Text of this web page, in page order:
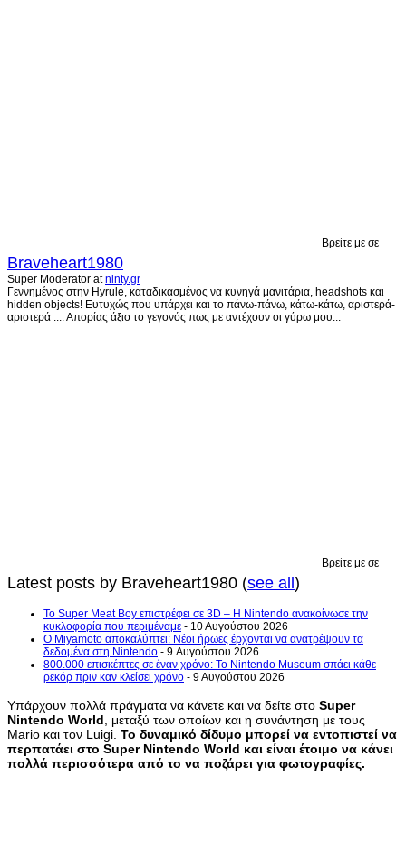
Βρείτε με σε
Braveheart1980
Super Moderator atninty.gr
Γεννημένος στην Hyrule, καταδικασμένος να κυνηγά μανιτάρια, headshots και
hidden objects! Ευτυχώς που υπάρχει και το πάνω-πάνω, κάτω-κάτω, αριστερά-
αριστερά .... Απορίας άξιο το γεγονός πως με αντέχουν οι γύρω μου...
Βρείτε με σε
Latest posts by Braveheart1980 (see all)
Το Super Meat Boy επιστρέφει σε 3D – Η Nintendo ανακοίνωσε την
κυκλοφορία που περιμέναμε - 10 Αυγούστου 2026
Ο Miyamoto αποκαλύπτει: Νέοι ήρωες έρχονται να ανατρέψουν τα
δεδομένα στη Nintendo - 9 Αυγούστου 2026
800.000 επισκέπτες σε έναν χρόνο: Το Nintendo Museum σπάει κάθε
ρεκόρ πριν καν κλείσει χρόνο - 9 Αυγούστου 2026
Υπάρχουν πολλά πράγματα να κάνετε και να δείτε στο Super
Nintendo World , μεταξύ των οποίων και η συνάντηση με τους
Mario και τον Luigi. Το δυναμικό δίδυμο μπορεί να εντοπιστεί να
περπατάει στο Super Nintendo World και είναι έτοιμο να κάνει
πολλά περισσότερα από το να ποζάρει για φωτογραφίες.